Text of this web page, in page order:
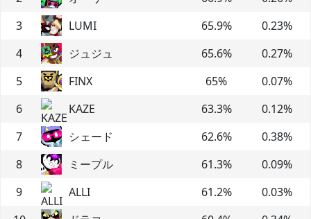
3
LUMI 65.9% 0.23%
4
ジュジュ 65.6% 0.27%
5
FINX 65% 0.07%
6
KAZE 63.3% 0.12%
7
シェード 62.6% 0.38%
8
ミープル 61.3% 0.09%
9
ALLI 61.2% 0.03%